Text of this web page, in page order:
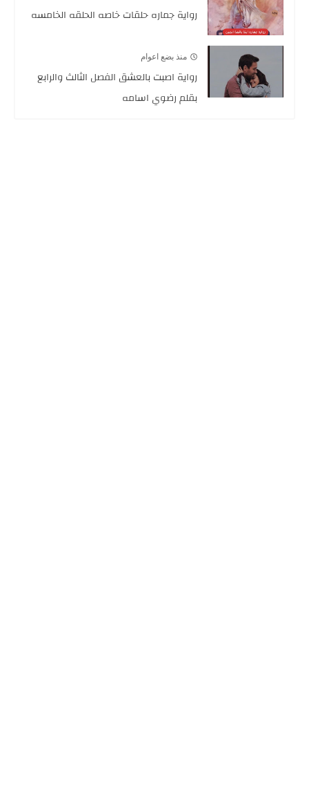
رواية جماره حلقات خاصه الحلقه الخامسه
منذ بضع اعوام
رواية اصبت بالعشق الفصل الثالث والرابع
بقلم رضوي اسامه